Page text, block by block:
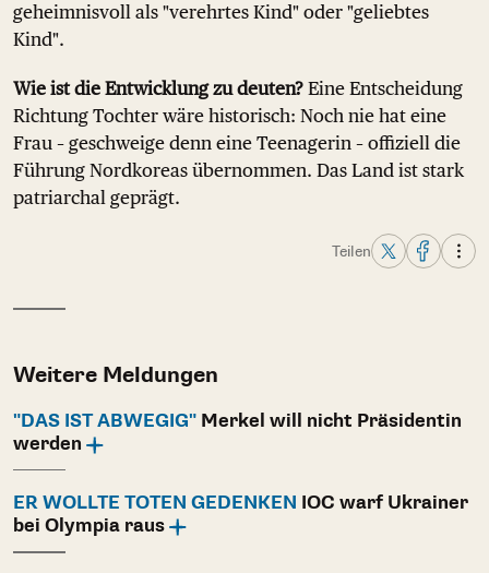
geheimnisvoll als "verehrtes Kind" oder "geliebtes
Kind".
Wie ist die Entwicklung zu deuten? Eine Entscheidung
Richtung Tochter wäre historisch: Noch nie hat eine
Frau – geschweige denn eine Teenagerin – offiziell die
Führung Nordkoreas übernommen. Das Land ist stark
patriarchal geprägt.
Teilen
Weitere Meldungen
"DAS IST ABWEGIG" Merkel will nicht Präsidentin
werden
ER WOLLTE TOTEN GEDENKEN IOC warf Ukrainer
bei Olympia raus